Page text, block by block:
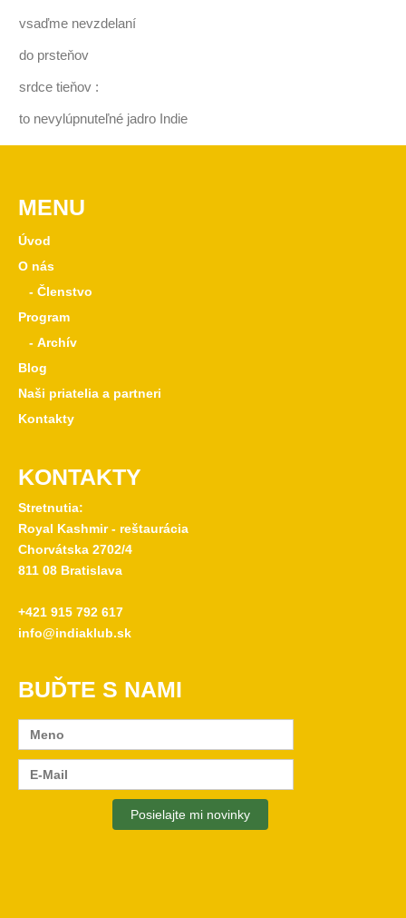
vsaďme nevzdelaní
do prsteňov
srdce tieňov :
to nevylúpnuteľné jadro Indie
MENU
Úvod
O nás
- Členstvo
Program
- Archív
Blog
Naši priatelia a partneri
Kontakty
KONTAKTY
Stretnutia:
Royal Kashmir - reštaurácia
Chorvátska 2702/4
811 08 Bratislava
+421 915 792 617
info@indiaklub.sk
BUĎTE S NAMI